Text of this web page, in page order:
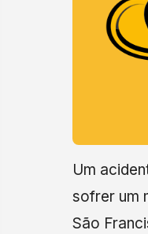
Um
sofrer um
São